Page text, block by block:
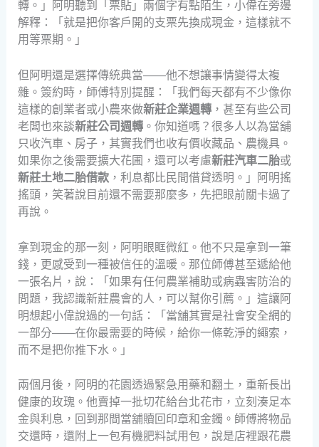
轉。」阿明聽到「票貼」兩個字有點陌生，小偉在旁邊
解釋：「就是把你客戶開的支票先換成現金，這樣就不
用等票期。」
但阿明還是選擇傳統典當——他不想讓事情變得太複
雜。簽約時，師傅特別提醒：「我們每天都有不少像你
這樣的創業者或小農來做新莊企業週轉，甚至有些公司
老闆也來談新莊公司週轉。你知道嗎？很多人以為當舖
只收汽車、房子，其實我們也收有價收藏品、農機具。
如果你之後需要擴大花圃，還可以考慮新莊汽車二胎或
新莊土地二胎借款，利息都比民間借貸透明。」阿明搖
搖頭，笑著說目前還不需要那麼多，先把眼前關卡過了
再說。
拿到現金的那一刻，阿明眼眶微紅。他不只是拿到一筆
錢，更感受到一種被信任的溫暖。那位師傅甚至遞給他
一張名片，說：「如果有任何農業補助或病蟲害防治的
問題，我認識新莊農會的人，可以幫你引薦。」這讓阿
明想起小偉說過的一句話：「當舖其實是社會安全網的
一部分——在你最需要的時候，給你一條乾淨的繩索，
而不是把你推下水。」
兩個月後，阿明的花園透過緊急用藥和翻土，重新長出
健康的玫瑰。他賣掉一批切花給台北花市，立刻湊足本
金與利息，回到那間當舖贖回印章和金鐲。師傅將物品
交還時，還附上一包有機肥料試用包，說是店裡跟花農